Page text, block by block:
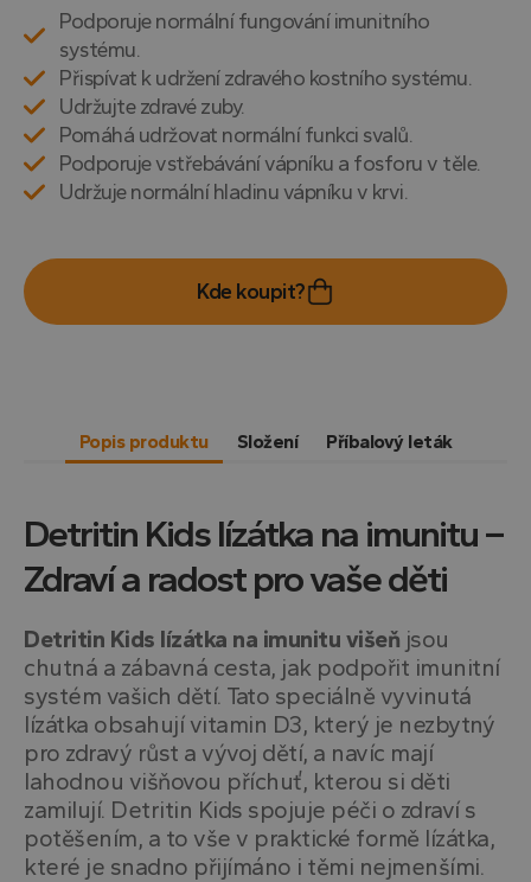
Podporuje normální fungování imunitního
systému.
Přispívat k udržení zdravého kostního systému.
Udržujte zdravé zuby.
Pomáhá udržovat normální funkci svalů.
Podporuje vstřebávání vápníku a fosforu v těle.
Udržuje normální hladinu vápníku v krvi.
Kde koupit?
Popis produktu Složení Příbalový leták
Detritin Kids lízátka na imunitu –
Zdraví a radost pro vaše děti
Detritin Kids lízátka na imunitu višeň jsou
chutná a zábavná cesta, jak podpořit imunitní
systém vašich dětí. Tato speciálně vyvinutá
lízátka obsahují vitamin D3, který je nezbytný
pro zdravý růst a vývoj dětí, a navíc mají
lahodnou višňovou příchuť, kterou si děti
zamilují. Detritin Kids spojuje péči o zdraví s
potěšením, a to vše v praktické formě lízátka,
které je snadno přijímáno i těmi nejmenšími.